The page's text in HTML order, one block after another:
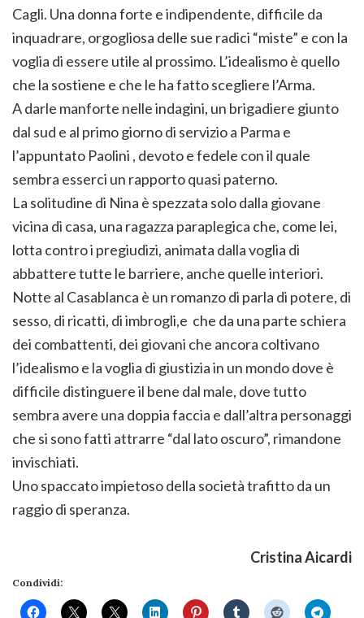
Cagli. Una donna forte e indipendente, difficile da
inquadrare, orgogliosa delle sue radici “miste” e con la
voglia di essere utile al prossimo. L’idealismo è quello
che la sostiene e che le ha fatto scegliere l’Arma.
A darle manforte nelle indagini, un brigadiere giunto
dal sud e al primo giorno di servizio a Parma e
l’appuntato Paolini , devoto e fedele con il quale
sembra esserci un rapporto quasi paterno.
La solitudine di Nina è spezzata solo dalla giovane
vicina di casa, una ragazza paraplegica che, come lei,
lotta contro i pregiudizi, animata dalla voglia di
abbattere tutte le barriere, anche quelle interiori.
Notte al Casablanca è un romanzo di parla di potere, di
sesso, di ricatti, di imbrogli,e che da una parte schiera
dei combattenti, dei giovani che ancora coltivano
l’idealismo e la voglia di giustizia in un mondo dove è
difficile distinguere il bene dal male, dove tutto
sembra avere una doppia faccia e dall’altra personaggi
che si sono fatti attrarre “dal lato oscuro”, rimandone
invischiati.
Uno spaccato impietoso della società trafitto da un
raggio di speranza.
Cristina Aicardi
Condividi: